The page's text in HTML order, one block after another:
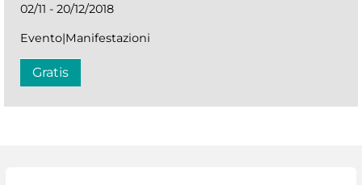
02/11 - 20/12/2018
Evento|Manifestazioni
Gratis